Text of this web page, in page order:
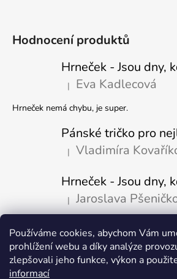
Používáme cookies, abychom Vám
prohlížení webu a díky analýze
zlepšovali jeho funkce, výkon a
informací
Hodnocení produktů
Hodnocení produktu je 5 z 5
| Eva Kadlecová
Hrneček nemá chybu, je super.
Pánské tričko pro
Hodnocení produktu je 5 z 5
| Vladimíra
Hodnocení produktu je 5 z 5
| Jaroslava
Přijímáme online platby